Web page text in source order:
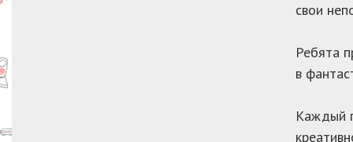
свои
Ребята
в
Каждый